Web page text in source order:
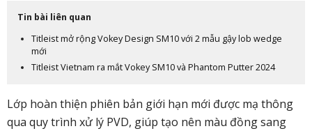
Tin bài liên quan
Titleist mở rộng Vokey Design SM10 với 2 mẫu gậy lob wedge
mới
Titleist Vietnam ra mắt Vokey SM10 và Phantom Putter 2024
Lớp hoàn thiện phiên bản giới hạn mới được mạ thông
qua quy trình xử lý PVD, giúp tạo nên màu đồng sang